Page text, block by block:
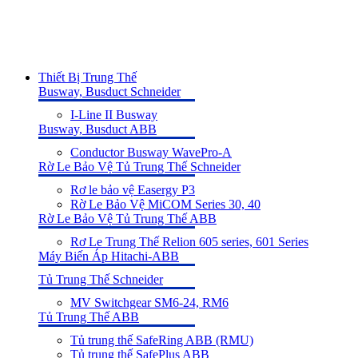
Thiết Bị Trung Thế
Busway, Busduct Schneider
I-Line II Busway
Busway, Busduct ABB
Conductor Busway WavePro-A
Rờ Le Bảo Vệ Tủ Trung Thế Schneider
Rơ le bảo vệ Easergy P3
Rờ Le Bảo Vệ MiCOM Series 30, 40
Rờ Le Bảo Vệ Tủ Trung Thế ABB
Rơ Le Trung Thế Relion 605 series, 601 Series
Máy Biến Áp Hitachi-ABB
Tủ Trung Thế Schneider
MV Switchgear SM6-24, RM6
Tủ Trung Thế ABB
Tủ trung thế SafeRing ABB (RMU)
Tủ trung thế SafePlus ABB